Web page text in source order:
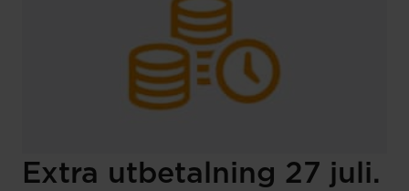
Extra utbetalning 27 juli.